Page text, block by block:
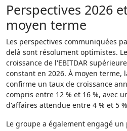
Perspectives 2026
moyen terme
Les perspectives communiquées
delà sont résolument optimistes.
croissance de l'EBITDAR
constant en 2026. À moyen terme,
confirme un taux de croissance
compris entre 12 % et 16 %, avec
d'affaires attendue entre 4 % et 5
Le groupe a également engagé un